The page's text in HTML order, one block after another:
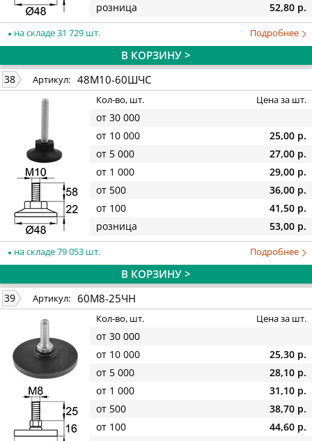
розница
52,80 р.
на складе 31 729 шт. Подробнее
В КОРЗИНУ >
38 Артикул: 48М10-60ШЧС
Кол-во, шт. Цена за шт.
от 30 000
от 10 000
25,00 р.
от 5 000
27,00 р.
от 1 000
29,00 р.
от 500
36,00 р.
от 100
41,50 р.
розница
53,00 р.
на складе 79 053 шт. Подробнее
В КОРЗИНУ >
39 Артикул: 60М8-25ЧН
Кол-во, шт. Цена за шт.
от 30 000
от 10 000
25,30 р.
от 5 000
28,10 р.
от 1 000
31,10 р.
от 500
38,70 р.
от 100
44,60 р.